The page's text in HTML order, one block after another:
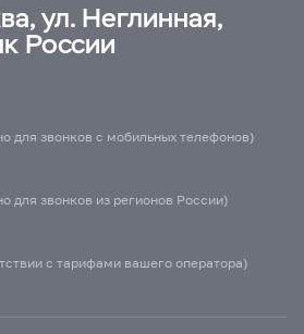
ул. Неглинная,
России
для звонков с мобильных телефонов)
для звонков из регионов России)
с тарифами вашего оператора)